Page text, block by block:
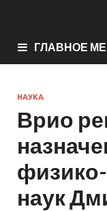
ГЛАВНОЕ
НАУКА
Врио
наук